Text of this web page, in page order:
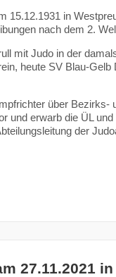
15.12.1931 in
nach dem 2.
mit Judo in der
heute SV Blau-
über Bezirks-
und erwarb die ÜL
der
27.11.2021